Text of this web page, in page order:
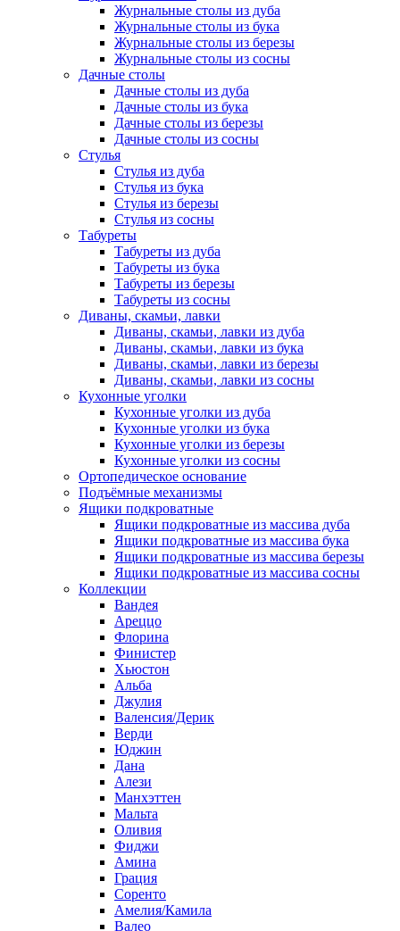
Журнальные столы из дуба
Журнальные столы из бука
Журнальные столы из березы
Журнальные столы из сосны
Дачные столы
Дачные столы из дуба
Дачные столы из бука
Дачные столы из березы
Дачные столы из сосны
Стулья
Стулья из дуба
Стулья из бука
Стулья из березы
Стулья из сосны
Табуреты
Табуреты из дуба
Табуреты из бука
Табуреты из березы
Табуреты из сосны
Диваны, скамьи, лавки
Диваны, скамьи, лавки из дуба
Диваны, скамьи, лавки из бука
Диваны, скамьи, лавки из березы
Диваны, скамьи, лавки из сосны
Кухонные уголки
Кухонные уголки из дуба
Кухонные уголки из бука
Кухонные уголки из березы
Кухонные уголки из сосны
Ортопедическое основание
Подъёмные механизмы
Ящики подкроватные
Ящики подкроватные из массива дуба
Ящики подкроватные из массива бука
Ящики подкроватные из массива березы
Ящики подкроватные из массива сосны
Коллекции
Вандея
Ареццо
Флорина
Финистер
Хьюстон
Альба
Джулия
Валенсия/Дерик
Верди
Юджин
Дана
Алези
Манхэттен
Мальта
Оливия
Фиджи
Амина
Грация
Соренто
Амелия/Камила
Валео